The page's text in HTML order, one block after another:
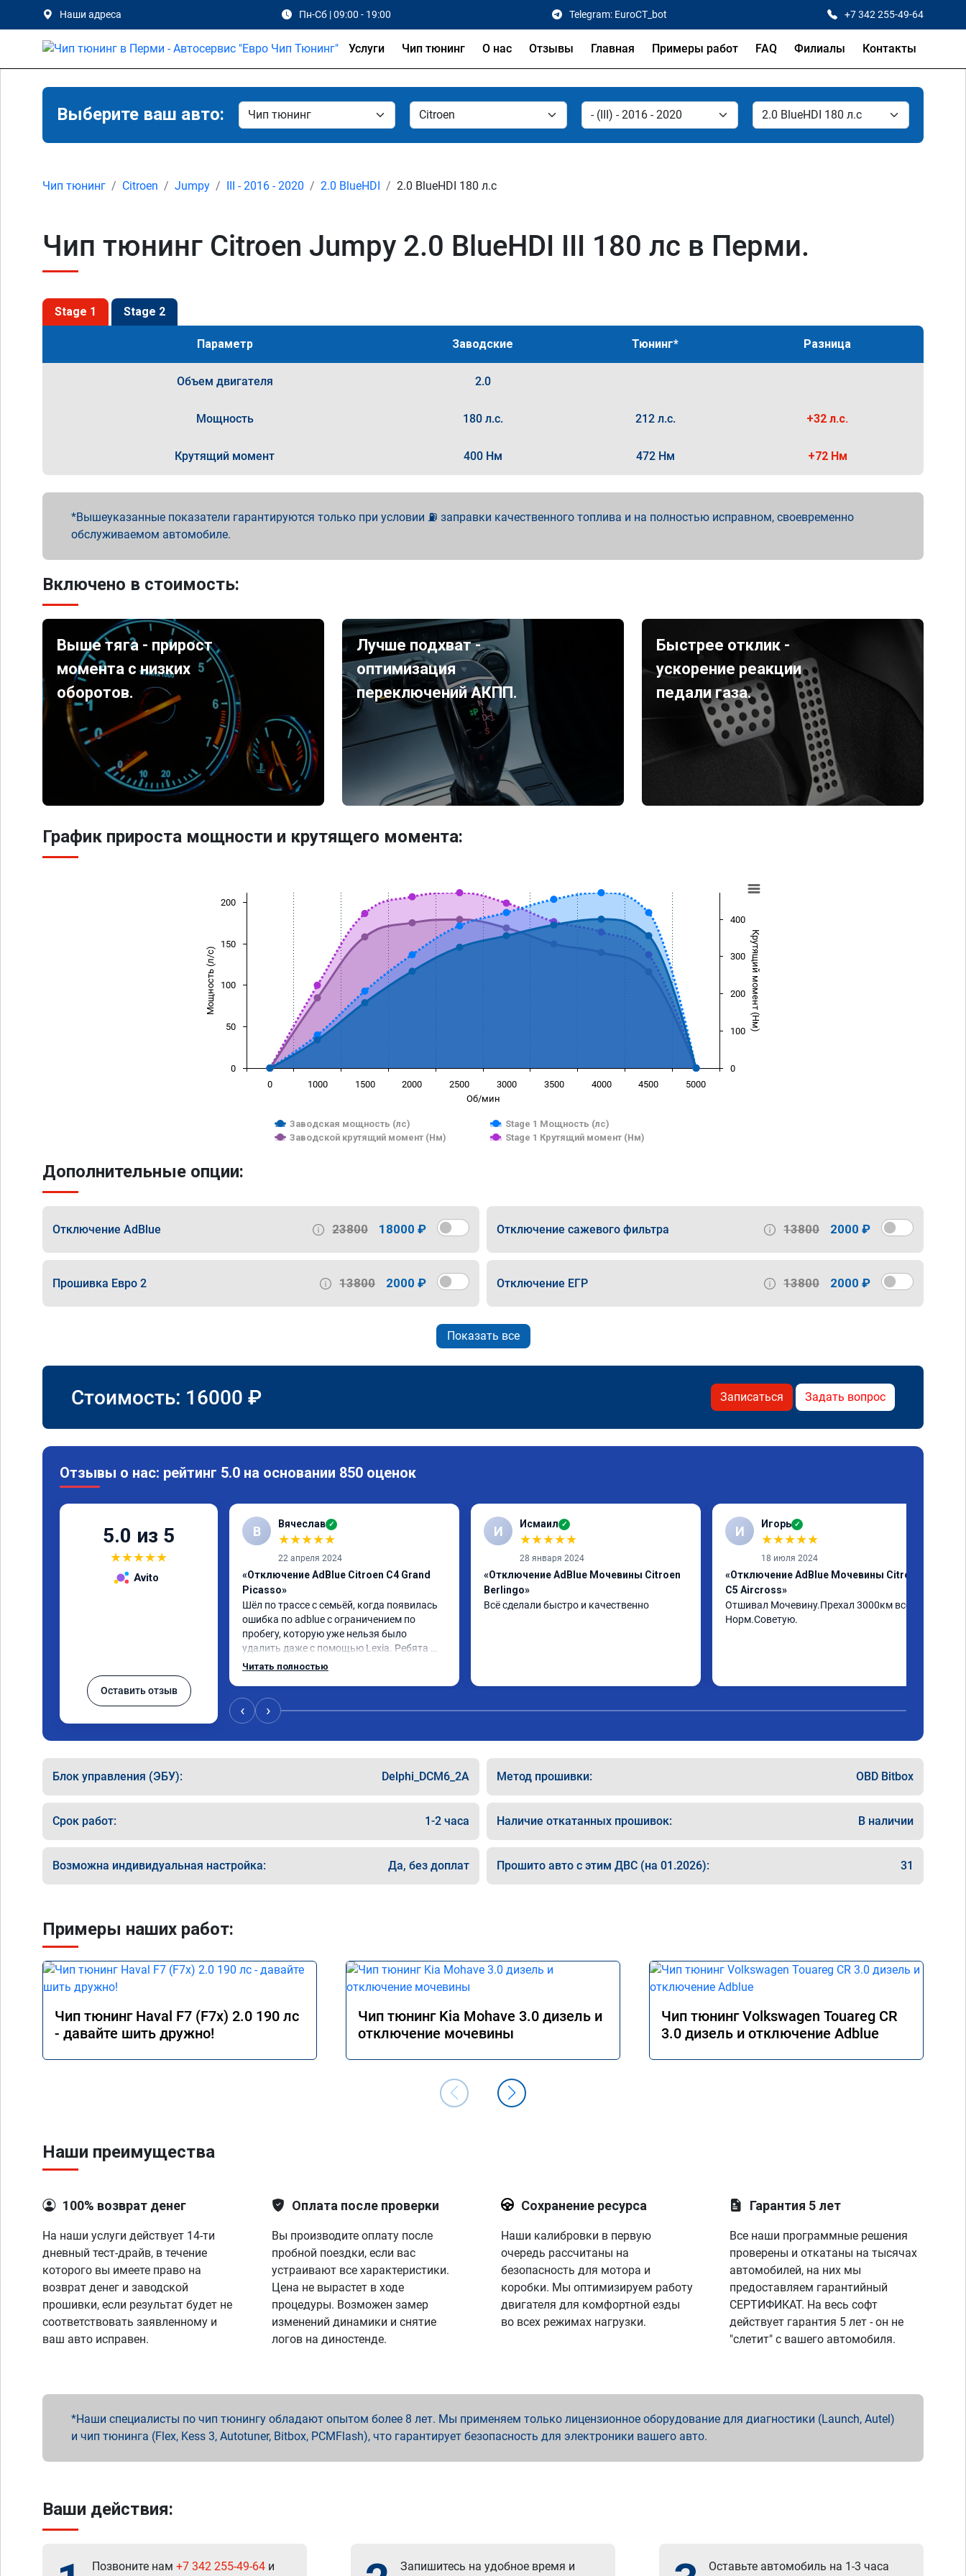
Наши адреса Пн-Сб | 09:00 - 19:00 Telegram: EuroCT_bot +7 342 255-49-64
Услуги Чип тюнинг О нас Отзывы Главная Примеры работ FAQ Филиалы Контакты
Выберите ваш авто:
Чип тюнинг Citroen Jumpy III - 2016 - 2020 2.0 BlueHDI 2.0 BlueHDI 180 л.с
Чип тюнинг Citroen Jumpy 2.0 BlueHDI III 180 лс в Перми.
Stage 1 Stage 2
Параметр Заводские Тюнинг* Разница
Объем двигателя 2.0
Мощность 180 л.с. 212 л.с. +32 л.с.
Крутящий момент 400 Нм 472 Нм +72 Нм
Вышеуказанные показатели гарантируются только при условии ⛽ заправки качественного топлива и на полностью исправном, своевременно
обслуживаемом автомобиле.
Включено в стоимость:
Выше тяга - прирост
момента с низких
оборотов.
Лучше подхват -
оптимизация
переключений АКПП.
Быстрее отклик -
ускорение реакции
педали газа.
График прироста мощности и крутящего момента:
Об/мин
Мощность (л/с) Крутящий момент (Нм)
Заводская мощность (лс)
Stage 1 Мощность (лс)
Заводской крутящий момент (Нм)
Stage 1 Крутящий момент (Нм)
0 1000 1500 2000 2500 3000 3500 4000 4500 5000
0
50
100
150
200
0
100
200
300
400
Дополнительные опции:
Отключение AdBlue 23800 18000 ₽ Отключение сажевого фильтра 13800 2000 ₽
Прошивка Евро 2 13800 2000 ₽ Отключение ЕГР 13800 2000 ₽
Показать все
Стоимость: 16000 ₽ Записаться Задать вопрос
Отзывы о нас: рейтинг 5.0 на основании 850 оценок
5.0 из 5
★★★★★
Avito
Оставить отзыв
В Вячеслав ✓
★★★★★
22 апреля 2024
«Отключение AdBlue Citroen C4 Grand
Picasso»
Шёл по трассе с семьёй, когда появилась
ошибка по adblue с ограничением по
пробегу, которую уже нельзя было
удалить даже с помощью Lexia. Ребята
пошли навстречу, оперативно приняли и
Читать полностью
И Исмаил ✓
★★★★★
28 января 2024
«Отключение AdBlue Мочевины Citroen
Berlingo»
Всё сделали быстро и качественно
И Игорь ✓
★★★★★
18 июля 2024
«Отключение AdBlue Мочевины Citroen
C5 Aircross»
Отшивал Мочевину.Прехал 3000км всё
Норм.Советую.
‹ ›
Блок управления (ЭБУ): Delphi_DCM6_2A Метод прошивки: OBD Bitbox
Срок работ: 1-2 часа Наличие откатанных прошивок: В наличии
Возможна индивидуальная настройка: Да, без доплат Прошито авто с этим ДВС (на 01.2026): 31
Примеры наших работ:
Чип тюнинг Haval F7 (F7x) 2.0 190 лс
- давайте шить дружно!
Чип тюнинг Kia Mohave 3.0 дизель и
отключение мочевины
Чип тюнинг Volkswagen Touareg CR
3.0 дизель и отключение Adblue
Наши преимущества
100% возврат денег
На наши услуги действует 14-ти
дневный тест-драйв, в течение
которого вы имеете право на
возврат денег и заводской
прошивки, если результат будет не
соответствовать заявленному и
ваш авто исправен.
Оплата после проверки
Вы производите оплату после
пробной поездки, если вас
устраивают все характеристики.
Цена не вырастет в ходе
процедуры. Возможен замер
изменений динамики и снятие
логов на диностенде.
Сохранение ресурса
Наши калибровки в первую
очередь рассчитаны на
безопасность для мотора и
коробки. Мы оптимизируем работу
двигателя для комфортной езды
во всех режимах нагрузки.
Гарантия 5 лет
Все наши программные решения
проверены и откатаны на тысячах
автомобилей, на них мы
предоставляем гарантийный
СЕРТИФИКАТ. На весь софт
действует гарантия 5 лет - он не
"слетит" с вашего автомобиля.
Наши специалисты по чип тюнингу обладают опытом более 8 лет. Мы применяем только лицензионное оборудование для диагностики (Launch, Autel)
и чип тюнинга (Flex, Kess 3, Autotuner, Bitbox, PCMFlash), что гарантирует безопасность для электроники вашего авто.
Ваши действия:
Позвоните нам +7 342 255-49-64 и Запишитесь на удобное время и Оставьте автомобиль на 1-3 часа